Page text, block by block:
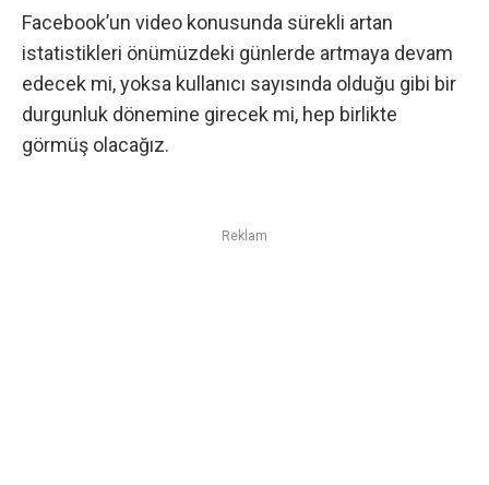
Facebook’un video konusunda sürekli artan
istatistikleri önümüzdeki günlerde artmaya devam
edecek mi, yoksa kullanıcı sayısında olduğu gibi bir
durgunluk dönemine girecek mi, hep birlikte
görmüş olacağız.
Reklam